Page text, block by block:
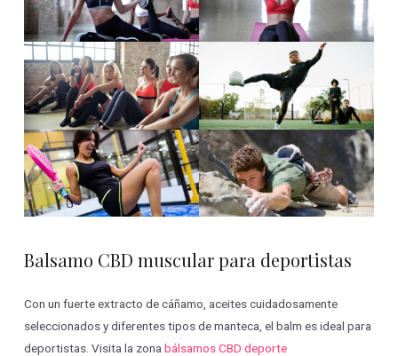
Balsamo CBD muscular para deportistas
Con un fuerte extracto de cáñamo, aceites cuidadosamente
seleccionados y diferentes tipos de manteca, el balm es ideal para
deportistas. Visita la zonabálsamos CBD deporte